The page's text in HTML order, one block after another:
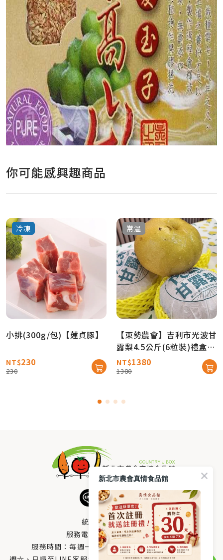
你可能感興趣商品
冷凍
小排(300g/包)【蓮貞豚】
NT$230
230
常溫
【東勢農會】吉利市光波甘
露梨4.5公斤(6粒裝)禮盒
【產地直送免運】
NT$1380
1380
統編：33378005
服務電話：0800-666-980
服務時間：每週一至週五AM 8：10～PM 5：00
新北市農會真情食品館